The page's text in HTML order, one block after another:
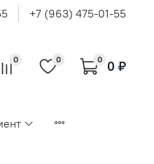
+7 (963) 475-01-55
0 0 0 0 ₽